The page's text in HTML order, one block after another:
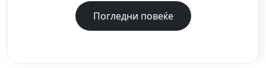
Погледни повеќе